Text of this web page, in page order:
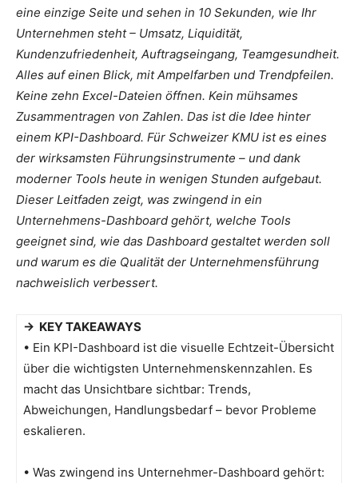
eine einzige Seite und sehen in 10 Sekunden, wie Ihr
Unternehmen steht – Umsatz, Liquidität,
Kundenzufriedenheit, Auftragseingang, Teamgesundheit.
Alles auf einen Blick, mit Ampelfarben und Trendpfeilen.
Keine zehn Excel-Dateien öffnen. Kein mühsames
Zusammentragen von Zahlen. Das ist die Idee hinter
einem KPI-Dashboard. Für Schweizer KMU ist es eines
der wirksamsten Führungsinstrumente – und dank
moderner Tools heute in wenigen Stunden aufgebaut.
Dieser Leitfaden zeigt, was zwingend in ein
Unternehmens-Dashboard gehört, welche Tools
geeignet sind, wie das Dashboard gestaltet werden soll
und warum es die Qualität der Unternehmensführung
nachweislich verbessert.
→ KEY TAKEAWAYS
• Ein KPI-Dashboard ist die visuelle Echtzeit-Übersicht
über die wichtigsten Unternehmenskennzahlen. Es
macht das Unsichtbare sichtbar: Trends,
Abweichungen, Handlungsbedarf – bevor Probleme
eskalieren.
• Was zwingend ins Unternehmer-Dashboard gehört: